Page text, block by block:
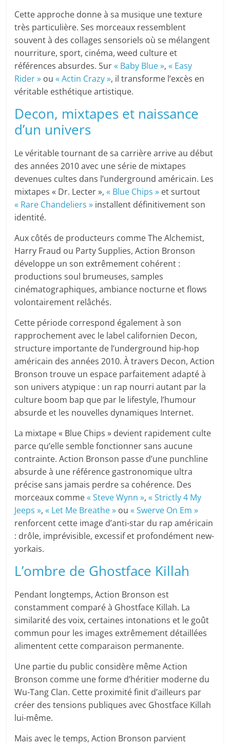
Cette approche donne à sa musique une texture
très particulière. Ses morceaux ressemblent
souvent à des collages sensoriels où se mélangent
nourriture, sport, cinéma, weed culture et
références absurdes. Sur« Baby Blue »,« Easy
Rider » ou« Actin Crazy », il transforme l’excès en
véritable esthétique artistique.
Decon, mixtapes et naissance
d’un univers
Le véritable tournant de sa carrière arrive au début
des années 2010 avec une série de mixtapes
devenues cultes dans l’underground américain. Les
mixtapes « Dr. Lecter »,« Blue Chips » et surtout
« Rare Chandeliers » installent définitivement son
identité.
Aux côtés de producteurs comme The Alchemist,
Harry Fraud ou Party Supplies, Action Bronson
développe un son extrêmement cohérent :
productions soul brumeuses, samples
cinématographiques, ambiance nocturne et flows
volontairement relâchés.
Cette période correspond également à son
rapprochement avec le label californien Decon,
structure importante de l’underground hip-hop
américain des années 2010. À travers Decon, Action
Bronson trouve un espace parfaitement adapté à
son univers atypique : un rap nourri autant par la
culture boom bap que par le lifestyle, l’humour
absurde et les nouvelles dynamiques Internet.
La mixtape « Blue Chips » devient rapidement culte
parce qu’elle semble fonctionner sans aucune
contrainte. Action Bronson passe d’une punchline
absurde à une référence gastronomique ultra
précise sans jamais perdre sa cohérence. Des
morceaux comme« Steve Wynn »,« Strictly 4 My
Jeeps »,« Let Me Breathe » ou« Swerve On Em »
renforcent cette image d’anti-star du rap américain
: drôle, imprévisible, excessif et profondément new-
yorkais.
L’ombre de Ghostface Killah
Pendant longtemps, Action Bronson est
constamment comparé à Ghostface Killah. La
similarité des voix, certaines intonations et le goût
commun pour les images extrêmement détaillées
alimentent cette comparaison permanente.
Une partie du public considère même Action
Bronson comme une forme d’héritier moderne du
Wu-Tang Clan. Cette proximité finit d’ailleurs par
créer des tensions publiques avec Ghostface Killah
lui-même.
Mais avec le temps, Action Bronson parvient